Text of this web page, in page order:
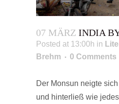
07 MÄRZ INDIA
Posted at 13:00h in
Brehm
0 Comments
Der Monsun neigte
und hinterließ wie